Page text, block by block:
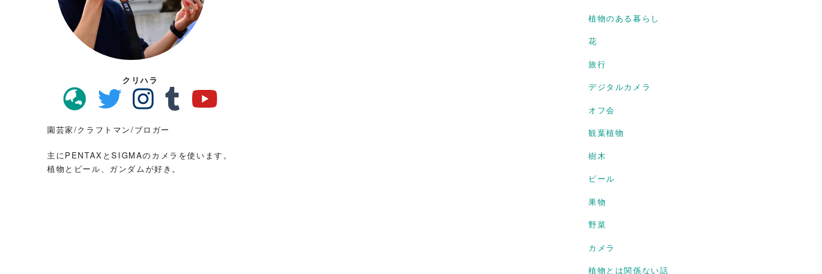
クリハラ
園芸家/クラフトマン/ブロガー
主にPENTAXとSIGMAのカメラを使います。
植物とビール、ガンダムが好き。
植物のある暮らし
花
旅行
デジタルカメラ
オフ会
観葉植物
樹木
ビール
果物
野菜
カメラ
植物とは関係ない話